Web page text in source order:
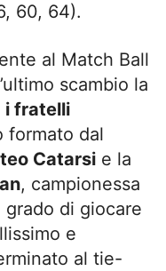
60, 64).
al Match Ball
scambio la
i fratelli
formato dal
Catarsi e la
, campionessa
grado di giocare
e
al tie-